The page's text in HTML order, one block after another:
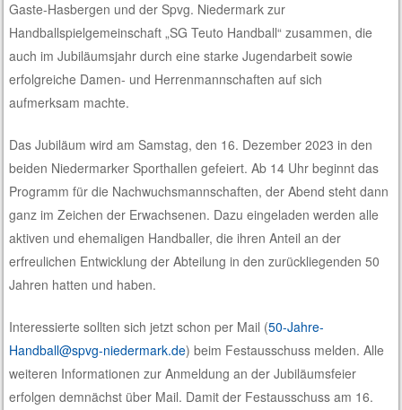
Gaste-Hasbergen und der Spvg. Niedermark zur
Handballspielgemeinschaft „SG Teuto Handball“ zusammen, die
auch im Jubiläumsjahr durch eine starke Jugendarbeit sowie
erfolgreiche Damen- und Herrenmannschaften auf sich
aufmerksam machte.
Das Jubiläum wird am Samstag, den 16. Dezember 2023 in den
beiden Niedermarker Sporthallen gefeiert. Ab 14 Uhr beginnt das
Programm für die Nachwuchsmannschaften, der Abend steht dann
ganz im Zeichen der Erwachsenen. Dazu eingeladen werden alle
aktiven und ehemaligen Handballer, die ihren Anteil an der
erfreulichen Entwicklung der Abteilung in den zurückliegenden 50
Jahren hatten und haben.
Interessierte sollten sich jetzt schon per Mail (50-Jahre-
Handball@spvg-niedermark.de) beim Festausschuss melden. Alle
weiteren Informationen zur Anmeldung an der Jubiläumsfeier
erfolgen demnächst über Mail. Damit der Festausschuss am 16.